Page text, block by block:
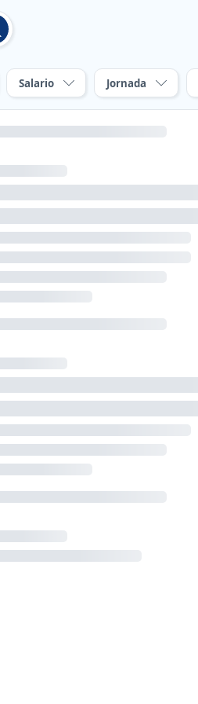
Salario Jornada